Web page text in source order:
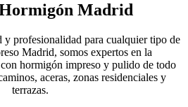
Hormigón Madrid
y profesionalidad para cualquier tipo de
Madrid, somos expertos en la
hormigón impreso y pulido de todo
aceras, zonas residenciales y
terrazas.